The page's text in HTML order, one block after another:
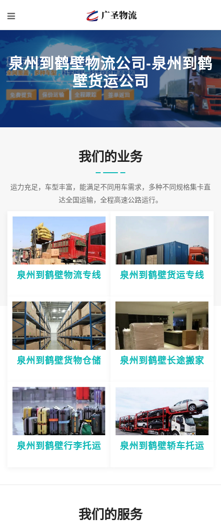
泉州到鹤壁物流公司-泉州到鹤
壁货运公司
我们的业务
运力充足，车型丰富，能满足不同用车需求，多种不同规格集卡直
达全国运输，全程高速公路运行。
泉州到鹤壁物流专线 泉州到鹤壁货运专线
泉州到鹤壁货物仓储 泉州到鹤壁长途搬家
泉州到鹤壁行李托运 泉州到鹤壁轿车托运
我们的服务